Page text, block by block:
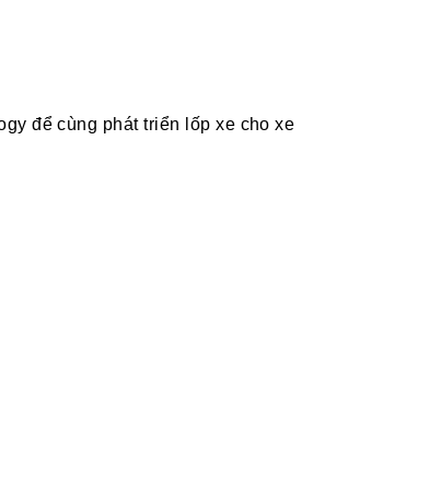
để cùng phát triển lốp xe cho xe